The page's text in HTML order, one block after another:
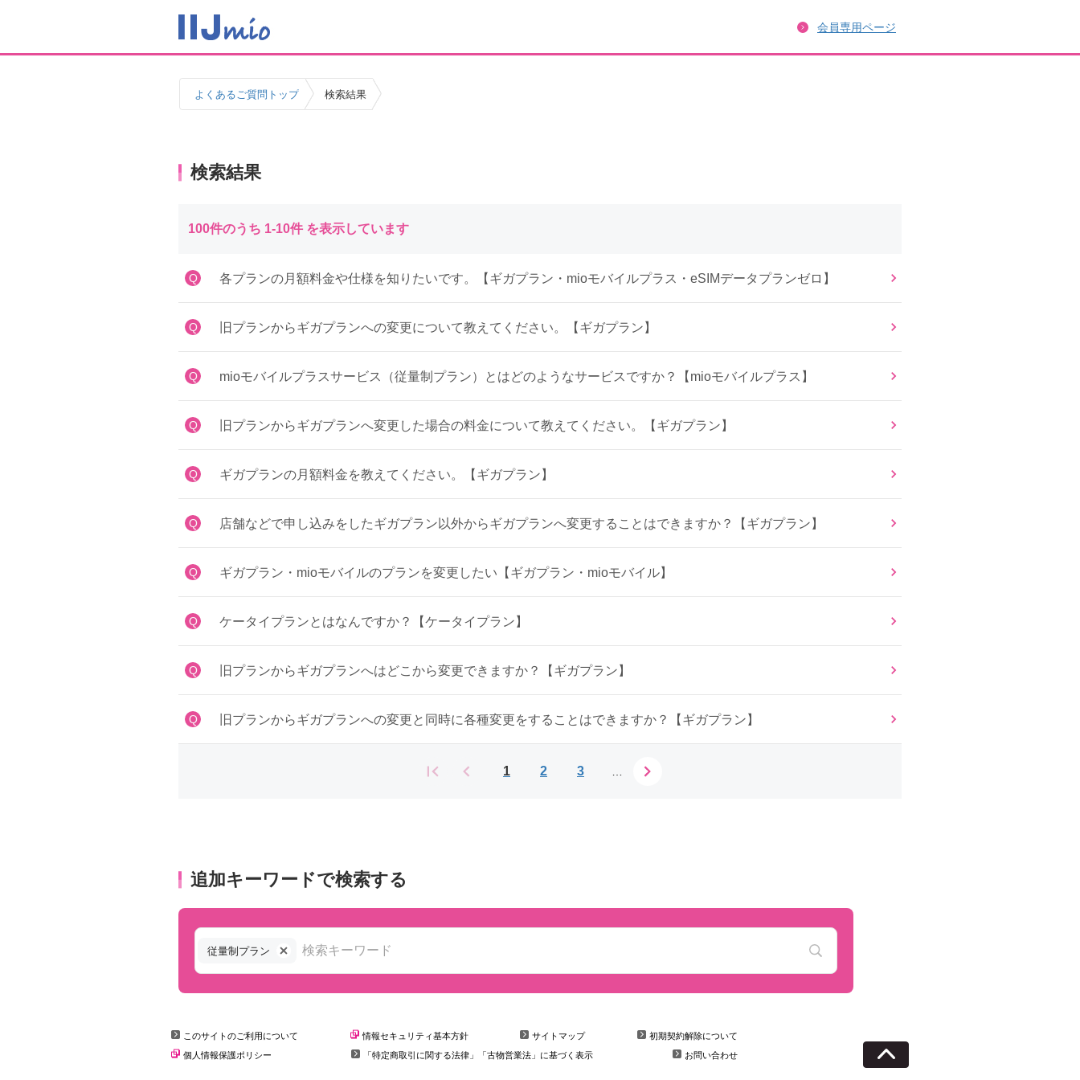
会員専用ページ
検索結果
100件のうち 1-10件 を表示しています
Q 各プランの月額料金や仕様を知りたいです。【ギガプラン・mioモバイルプラス・eSIMデータプランゼロ】
Q 旧プランからギガプランへの変更について教えてください。【ギガプラン】
Q mioモバイルプラスサービス（従量制プラン）とはどのようなサービスですか？【mioモバイルプラス】
Q 旧プランからギガプランへ変更した場合の料金について教えてください。【ギガプラン】
Q ギガプランの月額料金を教えてください。【ギガプラン】
Q 店舗などで申し込みをしたギガプラン以外からギガプランへ変更することはできますか？【ギガプラン】
Q ギガプラン・mioモバイルのプランを変更したい【ギガプラン・mioモバイル】
Q ケータイプランとはなんですか？【ケータイプラン】
Q 旧プランからギガプランへはどこから変更できますか？【ギガプラン】
Q 旧プランからギガプランへの変更と同時に各種変更をすることはできますか？【ギガプラン】
1 2 3
追加キーワードで検索する
従量制プラン
よくあるご質問トップ 検索結果
このサイトのご利用について 情報セキュリティ基本方針 サイトマップ
初期契約解除について
個人情報保護ポリシー
「特定商取引に関する法律」「古物営業法」に基づく表示 お問い合わせ